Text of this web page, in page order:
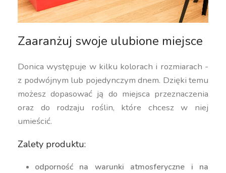
Zaaranżuj swoje ulubione miejsce
Donica występuje w kilku kolorach i rozmiarach -
z podwójnym lub pojedynczym dnem. Dzięki temu
możesz dopasować ją do miejsca przeznaczenia
oraz do rodzaju roślin, które chcesz w niej
umieścić.
Zalety produktu:
odporność na warunki atmosferyczne i na